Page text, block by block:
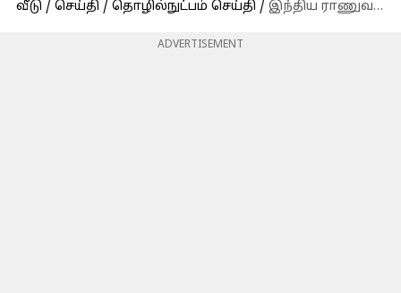
வீடு / செய்தி / தொழில்நுட்பம் செய்தி / இந்திய ராணுவத்தில் விரைவில் AI - என்னென்ன பயன்கள்?
ADVERTISEMENT